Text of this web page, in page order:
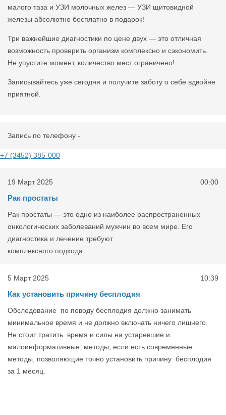
малого таза и УЗИ молочных желез — УЗИ щитовидной
железы абсолютно бесплатно в подарок!
Три важнейшие диагностики по цене двух — это отличная
возможность проверить организм комплексно и сэкономить.
Не упустите момент, количество мест ограничено!
Записывайтесь уже сегодня и получите заботу о себе вдвойне
приятной.
Запись по телефону -
+7 (3452) 385-000
19 Март 2025 00:00
Рак простаты
Рак простаты — это одно из наиболее распространенных
онкологических заболеваний мужчин во всем мире. Его
диагностика и лечение требуют
комплексного подхода.
5 Март 2025 10:39
Как установить причину бесплодия
Обследование по поводу бесплодия должно занимать
минимальное время и не должно включать ничего лишнего.
Не стоит тратить время и силы на устаревшие и
малоинформативные методы, если есть современные
методы, позволяющие точно установить причину бесплодия
за 1 месяц.